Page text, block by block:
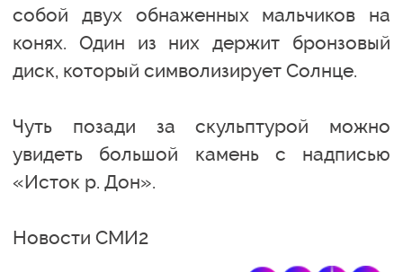
собой двух обнаженных мальчиков на
конях. Один из них держит бронзовый
диск, который символизирует Солнце.
Чуть позади за скульптурой можно
увидеть большой камень с надписью
«Исток р. Дон».
Новости СМИ2